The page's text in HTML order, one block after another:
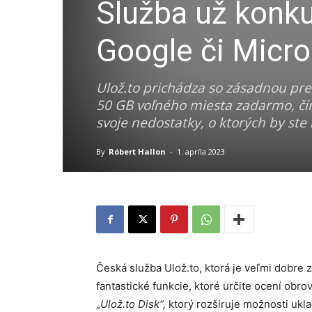
Služba už
Google či
Ulož.to prichádza so zásadnou
50 GB voľného miesta zadarmo,
svoje nedostatky, o ktorých by
By Róbert Hallon - 1. apríla 2023
Česká služba Ulož.to, ktorá je veľmi dobre
fantastické funkcie, ktoré určite ocení
„Ulož.to Disk“, ktorý rozširuje možnosti